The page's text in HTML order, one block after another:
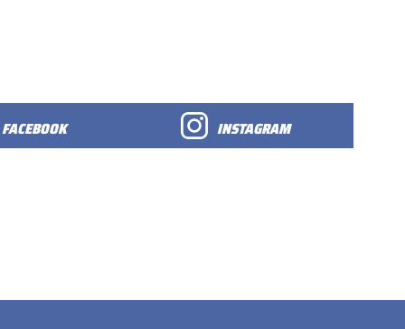
FACEBOOK INSTAGRAM